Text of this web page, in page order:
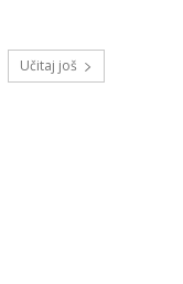
Učitaj još